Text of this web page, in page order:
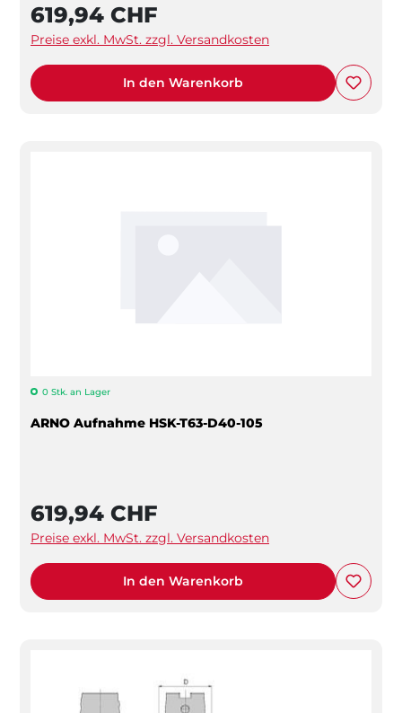
619,94 CHF
Preise exkl. MwSt. zzgl. Versandkosten
In den Warenkorb
0 Stk. an Lager
ARNO Aufnahme HSK-T63-D40-105
619,94 CHF
Preise exkl. MwSt. zzgl. Versandkosten
In den Warenkorb